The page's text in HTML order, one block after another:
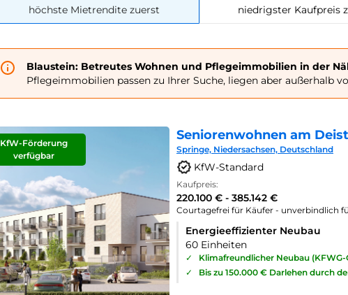
höchste Mietrendite zuerst niedrigster Kaufpreis
Blaustein: Betreutes Wohnen und Pflegeimmobilien in der
Pflegeimmobilien passen zu Ihrer Suche, liegen aber außerhalb
KfW-Förderung
verfügbar
Seniorenwohnen am
Springe, Niedersachsen, Deutschland
KfW-Standard
Kaufpreis:
220.100 € - 385.142 €
Courtagefrei für Käufer - unverbindlich
Energieeffizienter Neubau
60 Einheiten
✓
Klimafreundlicher Neubau (KFWG-
✓
Bis zu 150.000 € Darlehen durch